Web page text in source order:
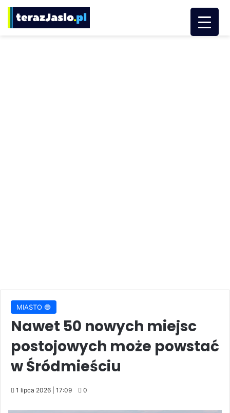
MIASTO 🔵
Nawet 50 nowych miejsc
postojowych może powstać
w Śródmieściu
1 lipca 2026 | 17:09 0